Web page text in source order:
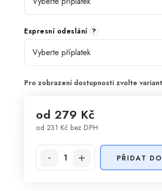
Expresní odeslání ?
od 279 Kč
od 231 Kč bez DPH
PŘIDAT